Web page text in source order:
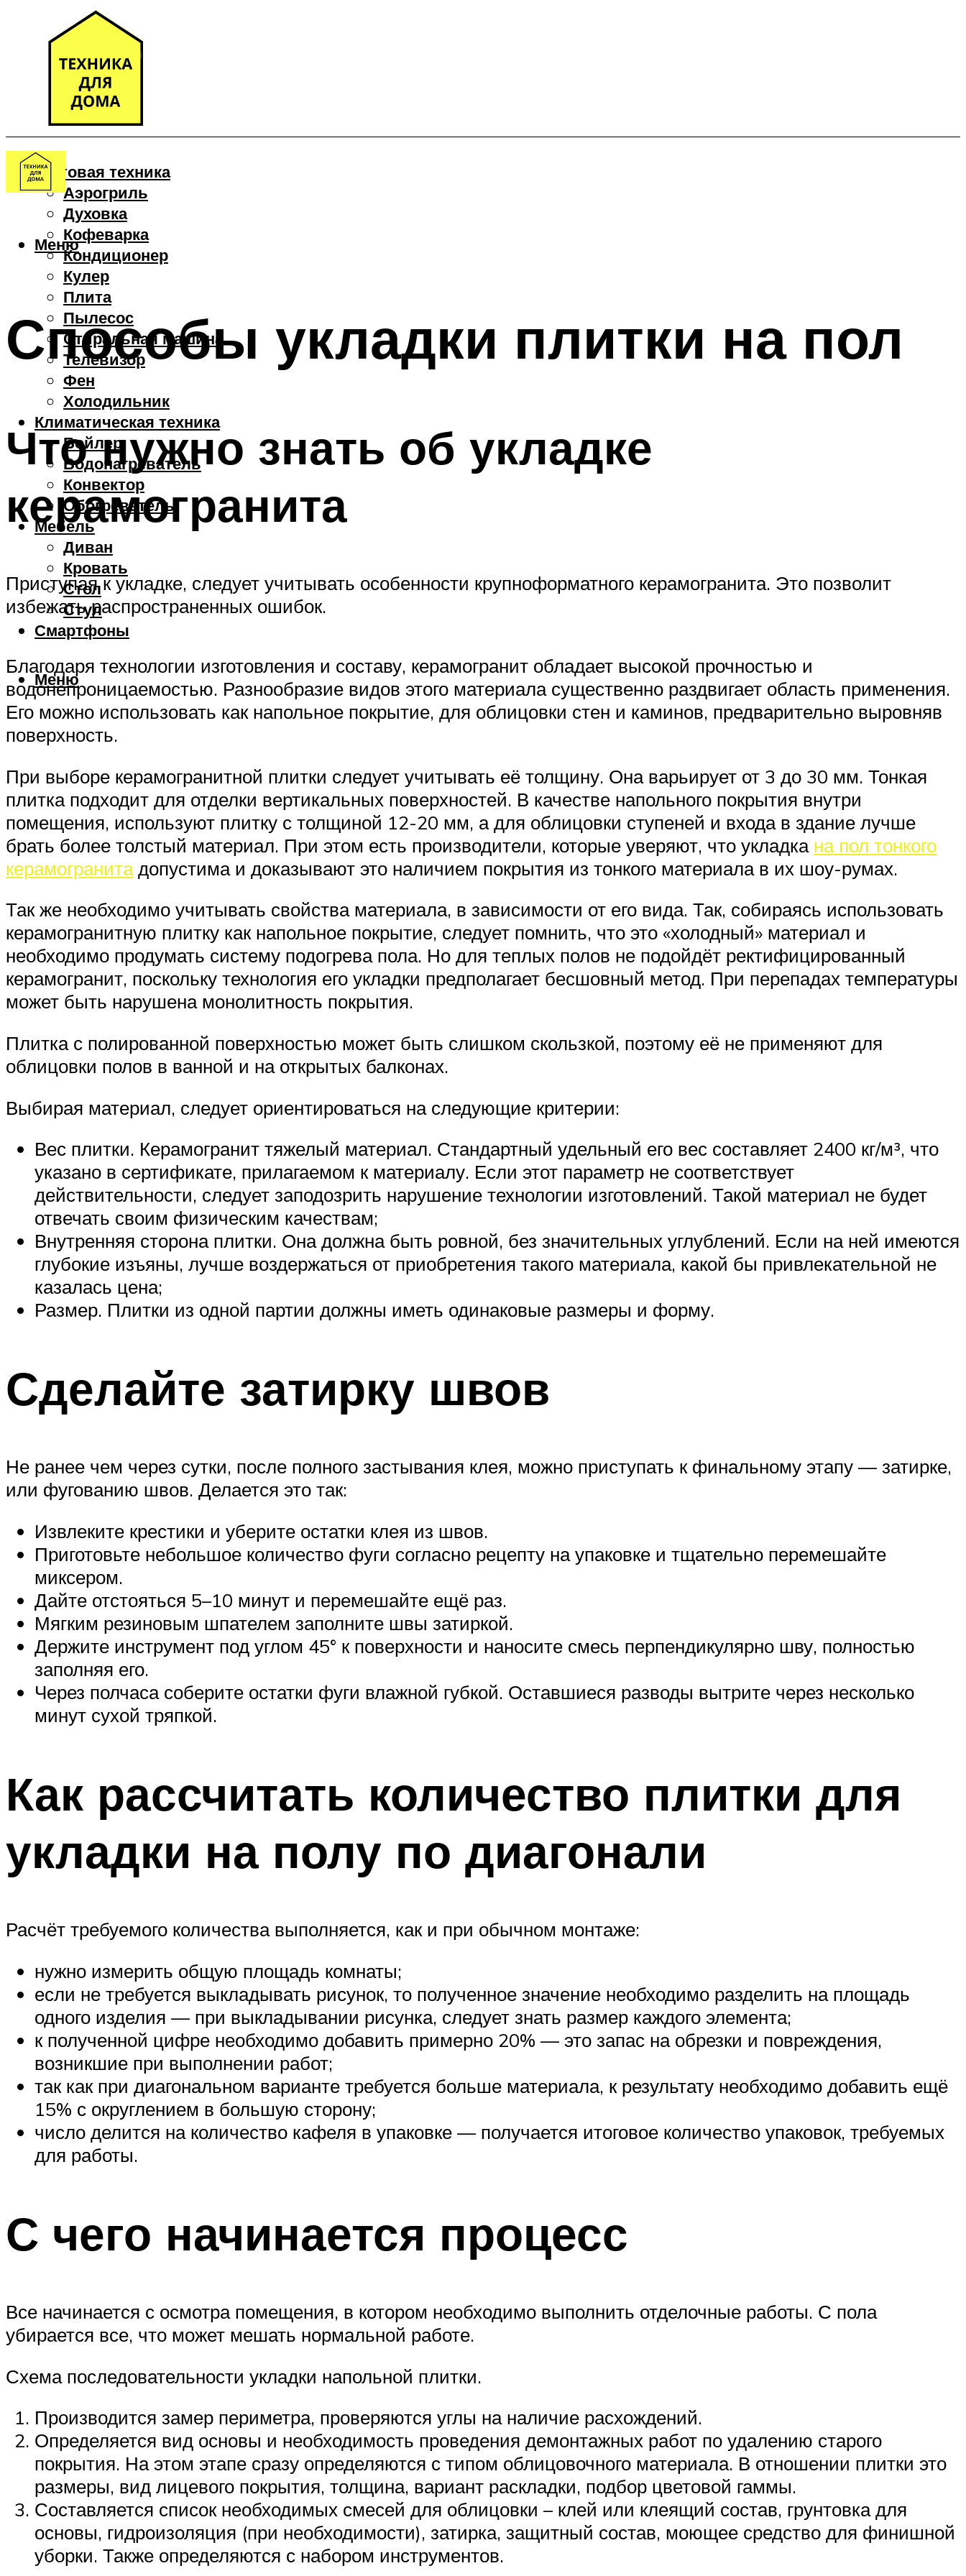
Бытовая техника
Аэрогриль
Духовка
Кофеварка
Кондиционер
Кулер
Плита
Пылесос
Стиральная машина
Телевизор
Фен
Холодильник
Климатическая техника
Бойлер
Водонагреватель
Конвектор
Обогреватель
Мебель
Диван
Кровать
Стол
Стул
Смартфоны
Меню
Меню
Способы укладки плитки на пол
Что нужно знать об укладке
керамогранита
Приступая к укладке, следует учитывать особенности крупноформатного керамогранита. Это позволит
избежать распространенных ошибок.
Благодаря технологии изготовления и составу, керамогранит обладает высокой прочностью и
водонепроницаемостью. Разнообразие видов этого материала существенно раздвигает область применения.
Его можно использовать как напольное покрытие, для облицовки стен и каминов, предварительно выровняв
поверхность.
При выборе керамогранитной плитки следует учитывать её толщину. Она варьирует от 3 до 30 мм. Тонкая
плитка подходит для отделки вертикальных поверхностей. В качестве напольного покрытия внутри
помещения, используют плитку с толщиной 12-20 мм, а для облицовки ступеней и входа в здание лучше
брать более толстый материал. При этом есть производители, которые уверяют, что укладка на пол тонкого
керамогранитадопустима и доказывают это наличием покрытия из тонкого материала в их шоу-румах.
Так же необходимо учитывать свойства материала, в зависимости от его вида. Так, собираясь использовать
керамогранитную плитку как напольное покрытие, следует помнить, что это «холодный» материал и
необходимо продумать систему подогрева пола. Но для теплых полов не подойдёт ректифицированный
керамогранит, поскольку технология его укладки предполагает бесшовный метод. При перепадах температуры
может быть нарушена монолитность покрытия.
Плитка с полированной поверхностью может быть слишком скользкой, поэтому её не применяют для
облицовки полов в ванной и на открытых балконах.
Выбирая материал, следует ориентироваться на следующие критерии:
Вес плитки. Керамогранит тяжелый материал. Стандартный удельный его вес составляет 2400 кг/м³, что
указано в сертификате, прилагаемом к материалу. Если этот параметр не соответствует
действительности, следует заподозрить нарушение технологии изготовлений. Такой материал не будет
отвечать своим физическим качествам;
Внутренняя сторона плитки. Она должна быть ровной, без значительных углублений. Если на ней имеются
глубокие изъяны, лучше воздержаться от приобретения такого материала, какой бы привлекательной не
казалась цена;
Размер. Плитки из одной партии должны иметь одинаковые размеры и форму.
Сделайте затирку швов
Не ранее чем через сутки, после полного застывания клея, можно приступать к финальному этапу — затирке,
или фугованию швов. Делается это так:
Извлеките крестики и уберите остатки клея из швов.
Приготовьте небольшое количество фуги согласно рецепту на упаковке и тщательно перемешайте
миксером.
Дайте отстояться 5–10 минут и перемешайте ещё раз.
Мягким резиновым шпателем заполните швы затиркой.
Держите инструмент под углом 45° к поверхности и наносите смесь перпендикулярно шву, полностью
заполняя его.
Через полчаса соберите остатки фуги влажной губкой. Оставшиеся разводы вытрите через несколько
минут сухой тряпкой.
Как рассчитать количество плитки для
укладки на полу по диагонали
Расчёт требуемого количества выполняется, как и при обычном монтаже:
нужно измерить общую площадь комнаты;
если не требуется выкладывать рисунок, то полученное значение необходимо разделить на площадь
одного изделия — при выкладывании рисунка, следует знать размер каждого элемента;
к полученной цифре необходимо добавить примерно 20% — это запас на обрезки и повреждения,
возникшие при выполнении работ;
так как при диагональном варианте требуется больше материала, к результату необходимо добавить ещё
15% с округлением в большую сторону;
число делится на количество кафеля в упаковке — получается итоговое количество упаковок, требуемых
для работы.
С чего начинается процесс
Все начинается с осмотра помещения, в котором необходимо выполнить отделочные работы. С пола
убирается все, что может мешать нормальной работе.
Схема последовательности укладки напольной плитки.
Производится замер периметра, проверяются углы на наличие расхождений.
​Определяется вид основы и необходимость проведения демонтажных работ по удалению старого
покрытия. На этом этапе сразу определяются с типом облицовочного материала. В отношении плитки это
размеры, вид лицевого покрытия, толщина, вариант раскладки, подбор цветовой гаммы.
Составляется список необходимых смесей для облицовки – клей или клеящий состав, грунтовка для
основы, гидроизоляция (при необходимости), затирка, защитный состав, моющее средство для финишной
уборки. Также определяются с набором инструментов.